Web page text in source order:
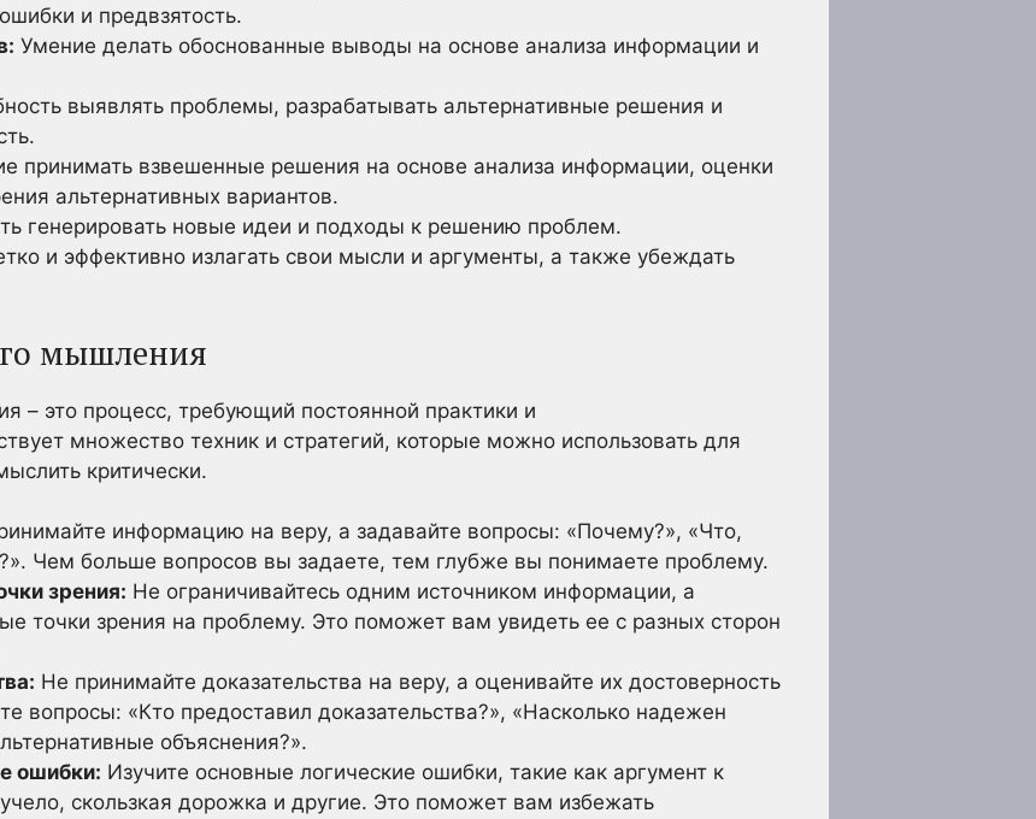
и предвзятость.
Умение делать обоснованные выводы на основе анализа информации и
выявлять проблемы, разрабатывать альтернативные решения и
принимать взвешенные решения на основе анализа информации, оценки
альтернативных вариантов.
генерировать новые идеи и подходы к решению проблем.
и эффективно излагать свои мысли и аргументы, а также убеждать
мышления
– это процесс, требующий постоянной практики и
множество техник и стратегий, которые можно использовать для
критически.
информацию на веру, а задавайте вопросы: «Почему?», «Что,
Чем больше вопросов вы задаете, тем глубже вы понимаете проблему.
зрения: Не ограничивайтесь одним источником информации, а
точки зрения на проблему. Это поможет вам увидеть ее с разных сторон
Не принимайте доказательства на веру, а оценивайте их достоверность
вопросы: «Кто предоставил доказательства?», «Насколько надежен
объяснения?».
ошибки: Изучите основные логические ошибки, такие как аргумент к
скользкая дорожка и другие. Это поможет вам избежать